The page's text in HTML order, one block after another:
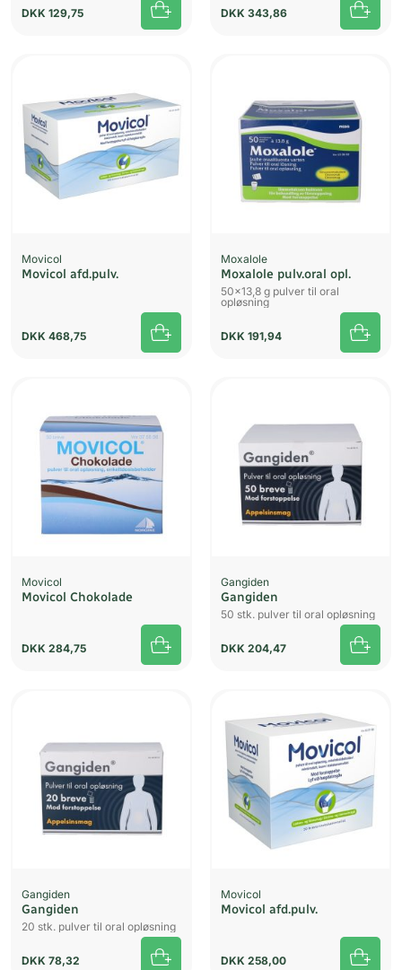
DKK 129,75 DKK 343,86
Movicol
Movicol afd.pulv.
DKK 468,75
Moxalole
Moxalole pulv.oral opl.
50x13,8 g pulver til oral
opløsning
DKK 191,94
Movicol
Movicol Chokolade
DKK 284,75
Gangiden
Gangiden
50 stk. pulver til oral opløsning
DKK 204,47
Gangiden
Gangiden
20 stk. pulver til oral opløsning
DKK 78,32
Movicol
Movicol afd.pulv.
DKK 258,00